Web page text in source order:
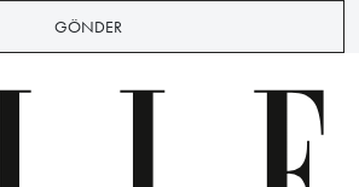
GÖNDER